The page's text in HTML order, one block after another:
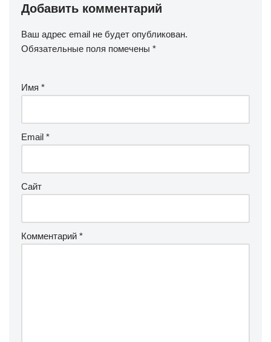
Добавить комментарий
Ваш адрес email не будет опубликован.
Обязательные поля помечены *
Имя *
Email *
Сайт
Комментарий *